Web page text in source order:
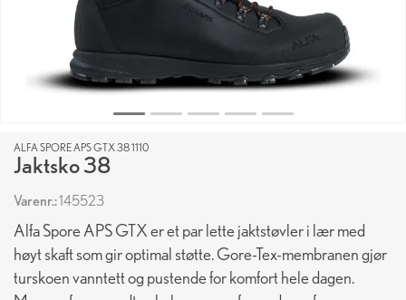
ALFA SPORE APS GTX 38 1110
Jaktsko 38
Varenr.:145523
Alfa Spore APS GTX er et par lette jaktstøvler i lær med
høyt skaft som gir optimal støtte. Gore-Tex-membranen gjør
turskoen vanntett og pustende for komfort hele dagen.